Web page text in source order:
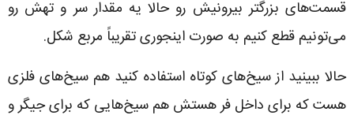
قسمت‌های بزرگتر بیرونیش رو حالا یه مقدار سر و تهش رو
می‌تونیم قطع کنیم به صورت اینجوری تقریباً مربع شکل.
حالا ببینید از سیخ‌های کوتاه استفاده کنید هم سیخ‌های فلزی
هست که برای داخل فر هستش هم سیخ‌هایی که برای جیگر و